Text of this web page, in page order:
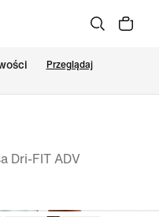
Przeglądaj
Dri-FIT ADV